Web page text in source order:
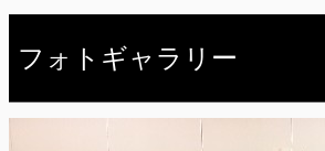
フォトギャラリー